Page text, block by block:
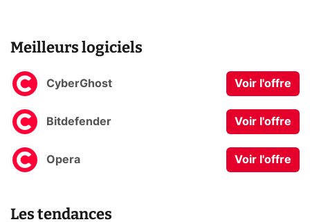
Meilleurs logiciels
CyberGhost Voir l'offre
Bitdefender Voir l'offre
Opera Voir l'offre
Les tendances